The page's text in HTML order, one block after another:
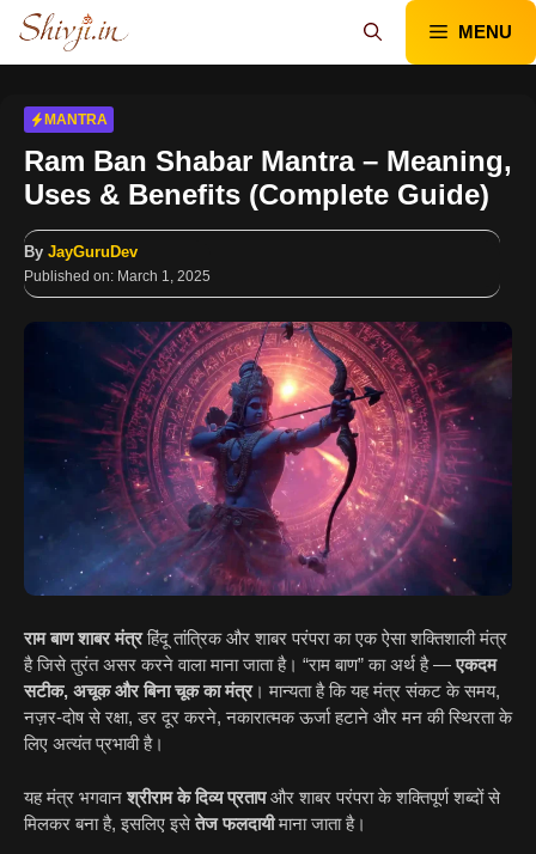
Skip
content
MENU
MANTRA
Ram Ban Shabar Mantra – Meaning,
Uses & Benefits (Complete Guide)
By JayGuruDev
Published on: March 1, 2025
राम बाण शाबर मंत्रहिंदू तांत्रिक और शाबर परंपरा का एक ऐसा शक्तिशाली मंत्र
है जिसे तुरंत असर करने वाला माना जाता है। “राम बाण” का अर्थ है —एकदम
सटीक, अचूक और बिना चूक का मंत्र। मान्यता है कि यह मंत्र संकट के समय,
नज़र-दोष से रक्षा, डर दूर करने, नकारात्मक ऊर्जा हटाने और मन की स्थिरता के
लिए अत्यंत प्रभावी है।
यह मंत्र भगवानश्रीराम के दिव्य प्रतापऔर शाबर परंपरा के शक्तिपूर्ण शब्दों से
मिलकर बना है, इसलिए इसेतेज फलदायीमाना जाता है।